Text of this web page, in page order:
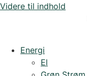
Videre til indhold
Energi
El